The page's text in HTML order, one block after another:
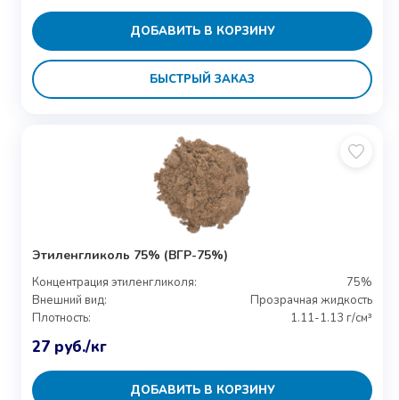
ДОБАВИТЬ В КОРЗИНУ
БЫСТРЫЙ ЗАКАЗ
Этиленгликоль 75% (ВГР-75%)
Концентрация этиленгликоля:
75%
Внешний вид:
Прозрачная жидкость
Плотность:
1.11-1.13 г/см³
27 руб./кг
ДОБАВИТЬ В КОРЗИНУ